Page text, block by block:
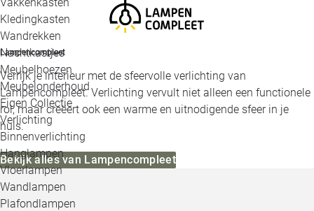
Kledingkasten
Wandrekken
Nachtkastjes
Meubelhoezen
Meubelonderhoud
Eigen Collectie
Verlichting
Binnenverlichting
Hanglampen
Vloerlampen
Wandlampen
Plafondlampen
Lampencompleet
Verrijk je interieur met de sfeervolle verlichting van
Lampencompleet. Verlichting vervult niet alleen een functionele
rol, maar creëert ook een warme en uitnodigende sfeer in je
huis.
Bekijk alles van Lampencompleet